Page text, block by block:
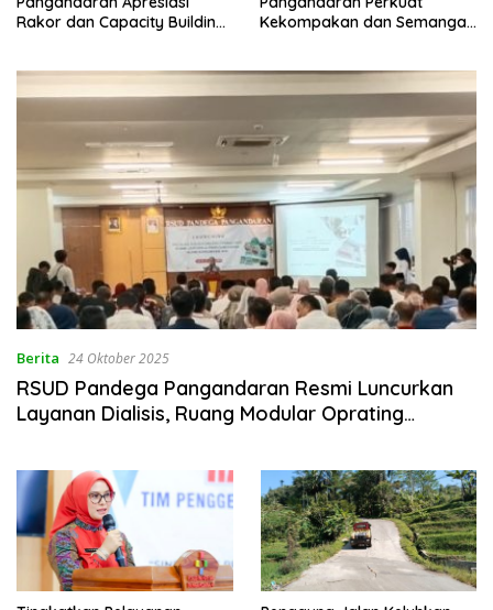
Rakor dan Capacity Building
Antar Lini
Kekompakan dan Semangat
Berita 24 Oktober 2025
RSUD Pandega Pangandaran Resmi Luncurkan
Layanan Dialisis, Ruang Modular Oprating
Konservasi Gigi